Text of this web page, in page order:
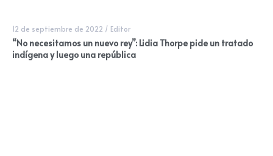
12 de septiembre de 2022 / Editor
“No necesitamos un nuevo rey”: Lidia Thorpe pide un tratado
indígena y luego una república